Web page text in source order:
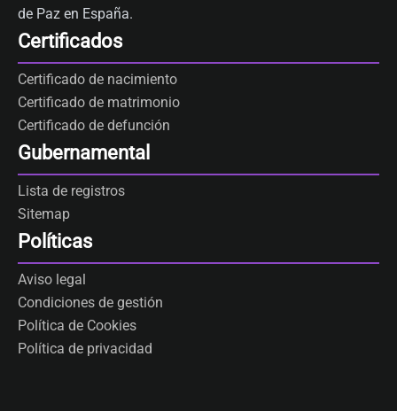
de Paz en España.
Certificados
Certificado de nacimiento
Certificado de matrimonio
Certificado de defunción
Gubernamental
Lista de registros
Sitemap
Políticas
Aviso legal
Condiciones de gestión
Política de Cookies
Política de privacidad